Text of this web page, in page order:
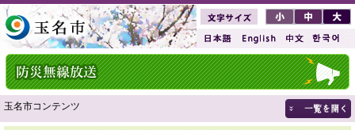
玉名市コンテンツ